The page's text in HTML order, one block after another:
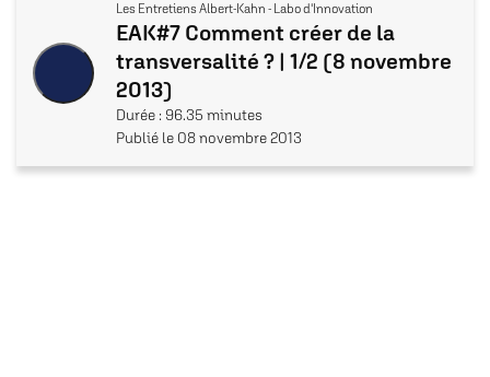
Les Entretiens Albert-Kahn - Labo d'Innovation
EAK#7 Comment créer de la
transversalité ? | 1/2 (8 novembre
2013)
Durée : 96.35 minutes
Publié le 08 novembre 2013